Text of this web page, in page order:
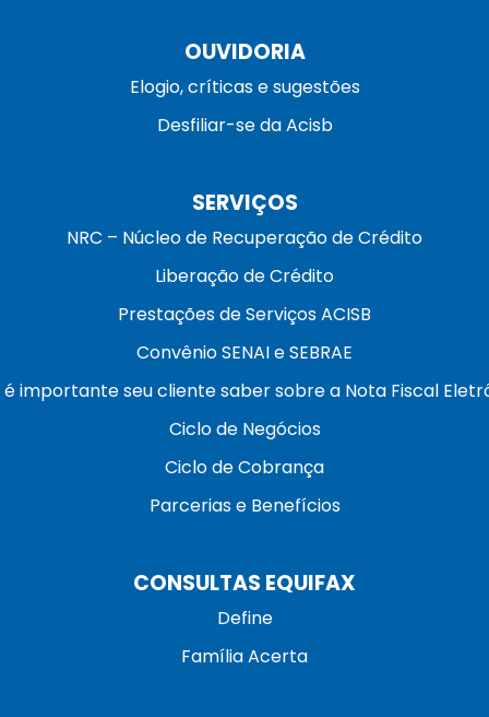
OUVIDORIA
Elogio, críticas e sugestões
Desfiliar-se da Acisb
SERVIÇOS
NRC – Núcleo de Recuperação de Crédito
Liberação de Crédito
Prestações de Serviços ACISB
Convênio SENAI e SEBRAE
é importante seu cliente saber sobre a Nota Fiscal
Ciclo de Negócios
Ciclo de Cobrança
Parcerias e Benefícios
CONSULTAS EQUIFAX
Define
Família Acerta